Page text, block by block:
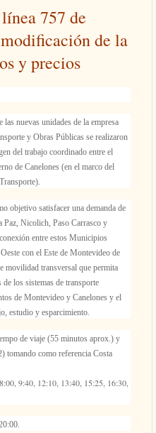
757 de
de la
y precios
las nuevas unidades de la empresa
y Obras Públicas se realizaron
del trabajo coordinado entre el
de Canelones (en el marco del
objetivo satisfacer una demanda de
Paz, Nicolich, Paso Carrasco y
entre estos Municipios
con el Este de Montevideo de
movilidad transversal que permita
los sistemas de transporte
de Montevideo y Canelones y el
estudio y esparcimiento.
de viaje (55 minutos aprox.) y
tomando como referencia Costa
9:40, 12:10, 13:40, 15:25, 16:30,